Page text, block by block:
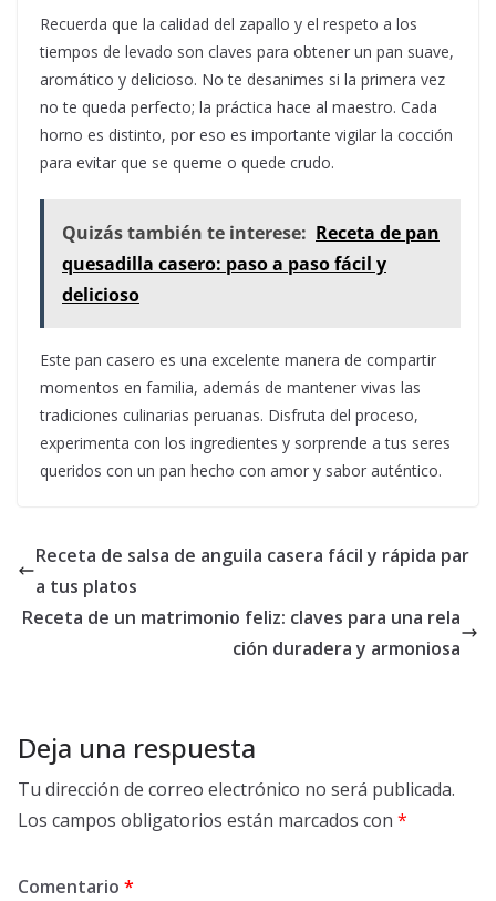
Recuerda que la calidad del zapallo y el respeto a los
tiempos de levado son claves para obtener un pan suave,
aromático y delicioso. No te desanimes si la primera vez
no te queda perfecto; la práctica hace al maestro. Cada
horno es distinto, por eso es importante vigilar la cocción
para evitar que se queme o quede crudo.
Quizás también te interese: Receta de pan
quesadilla casero: paso a paso fácil y
delicioso
Este pan casero es una excelente manera de compartir
momentos en familia, además de mantener vivas las
tradiciones culinarias peruanas. Disfruta del proceso,
experimenta con los ingredientes y sorprende a tus seres
queridos con un pan hecho con amor y sabor auténtico.
Receta de salsa de anguila casera fácil y rápida par
a tus platos
Receta de un matrimonio feliz: claves para una rela
ción duradera y armoniosa
Deja una respuesta
Tu dirección de correo electrónico no será publicada.
Los campos obligatorios están marcados con *
Comentario *